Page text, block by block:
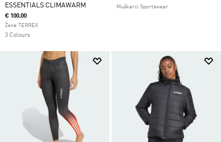
ESSENTIALS CLIMAWARM
€ 100.00
Žene TERREX
3 Colours
Muškarci Sportswear